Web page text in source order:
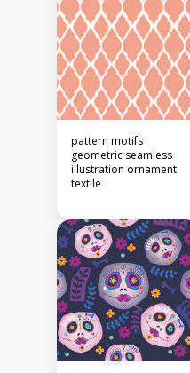
pattern motifs
geometric seamless
illustration ornament
textile